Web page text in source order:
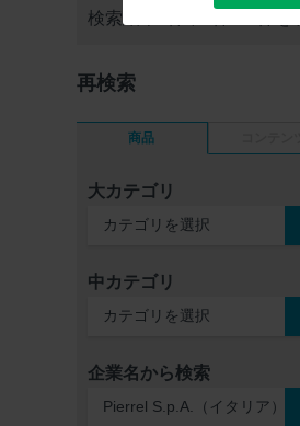
検索結果1件中
再検索
商品
大カテゴリ
中カテゴリ
企業名から検索